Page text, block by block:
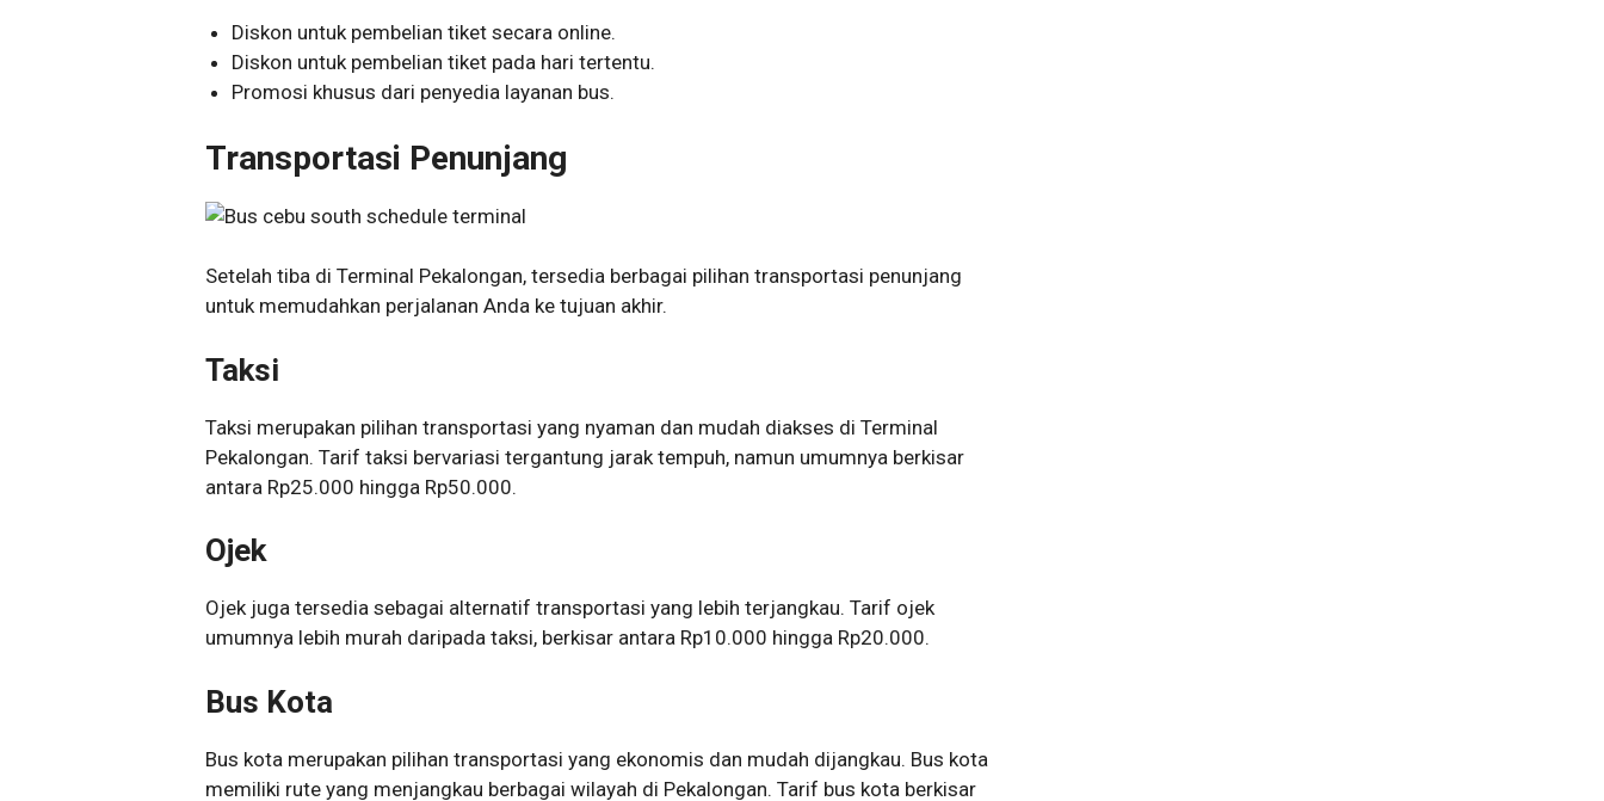
Diskon untuk pembelian tiket secara online.
Diskon untuk pembelian tiket pada hari tertentu.
Promosi khusus dari penyedia layanan bus.
Transportasi Penunjang
Setelah tiba di Terminal Pekalongan, tersedia berbagai pilihan transportasi penunjang
untuk memudahkan perjalanan Anda ke tujuan akhir.
Taksi
Taksi merupakan pilihan transportasi yang nyaman dan mudah diakses di Terminal
Pekalongan. Tarif taksi bervariasi tergantung jarak tempuh, namun umumnya berkisar
antara Rp25.000 hingga Rp50.000.
Ojek
Ojek juga tersedia sebagai alternatif transportasi yang lebih terjangkau. Tarif ojek
umumnya lebih murah daripada taksi, berkisar antara Rp10.000 hingga Rp20.000.
Bus Kota
Bus kota merupakan pilihan transportasi yang ekonomis dan mudah dijangkau. Bus kota
memiliki rute yang menjangkau berbagai wilayah di Pekalongan. Tarif bus kota berkisar